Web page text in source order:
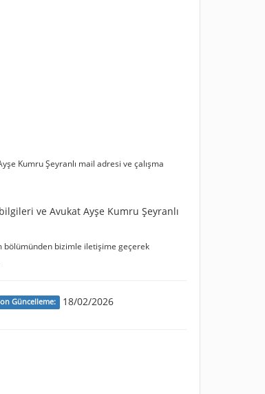
Kumru Şeyranlı mail adresi ve çalışma
ve Avukat Ayşe Kumru Şeyranlı
bölümünden bizimle iletişime geçerek
Güncelleme: 18/02/2026